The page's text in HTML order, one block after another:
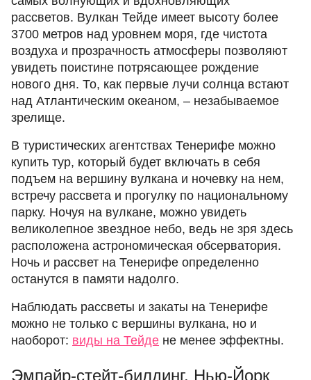
рассветов. Вулкан Тейде имеет высоту более
3700 метров над уровнем моря, где чистота
воздуха и прозрачность атмосферы позволяют
увидеть поистине потрясающее рождение
нового дня. То, как первые лучи солнца встают
над Атлантическим океаном, – незабываемое
зрелище.
В туристических агентствах Тенерифе можно
купить тур, который будет включать в себя
подъем на вершину вулкана и ночевку на нем,
встречу рассвета и прогулку по национальному
парку. Ночуя на вулкане, можно увидеть
великолепное звездное небо, ведь не зря здесь
расположена астрономическая обсерватория.
Ночь и рассвет на Тенерифе определенно
останутся в памяти надолго.
Наблюдать рассветы и закаты на Тенерифе
можно не только с вершины вулкана, но и
наоборот: виды на Тейде не менее эффектны.
Эмпайр-стейт-билдинг, Нью-Йорк